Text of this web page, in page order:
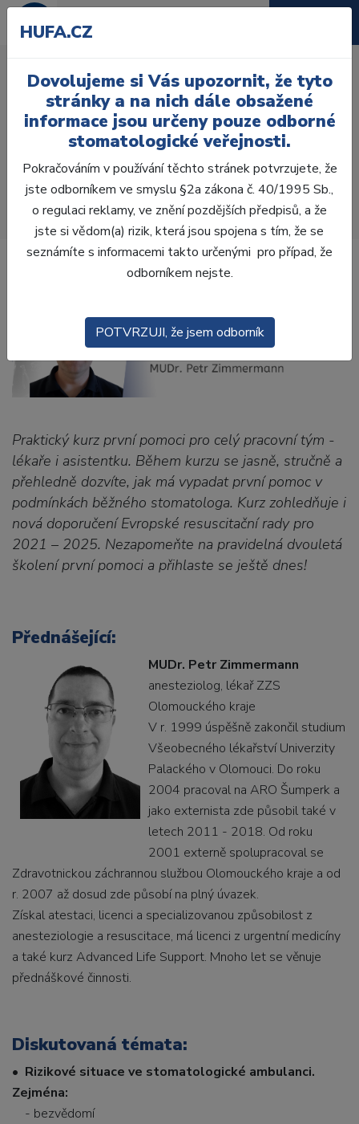
resuscitace a řešení
urgentních stavů v
ordinaci stomatologa
Úvod
Vzdělávání
Kardiopulmonální resuscitace a řešení urgentních
stavů v ordinaci stomatologa
Praktický kurz první pomoci pro celý pracovní tým -
lékaře i asistentku. Během kurzu se jasně, stručně a
přehledně dozvíte, jak má vypadat první pomoc v
podmínkách běžného stomatologa. Kurz zohledňuje i
nová doporučení Evropské resuscitační rady pro
2021 – 2025. Nezapomeňte na pravidelná dvouletá
školení první pomoci a přihlaste se ještě dnes!
Přednášející:
MUDr. Petr Zimmermann
anesteziolog, lékař ZZS
Olomouckého kraje
V r. 1999 úspěšně zakončil studium
Všeobecného lékařství Univerzity
Palackého v Olomouci. Do roku
2004 pracoval na ARO Šumperk a
jako externista zde působil také v
letech 2011 - 2018. Od roku
2001 externě spolupracoval se
Zdravotnickou záchrannou službou Olomouckého kraje a od
r. 2007 až dosud zde působí na plný úvazek.
Získal atestaci, licenci a specializovanou způsobilost z
anesteziologie a resuscitace, má licenci z urgentní medicíny
a také kurz Advanced Life Support. Mnoho let se věnuje
přednáškové činnosti.
Diskutovaná témata:
• Rizikové situace ve stomatologické ambulanci.
Zejména:
- bezvědomí
HUFA.CZ
Dovolujeme si Vás upozornit, že tyto
stránky a na nich dále obsažené
informace jsou určeny pouze odborné
stomatologické veřejnosti.
Pokračováním v používání těchto stránek potvrzujete, že
jste odborníkem ve smyslu §2a zákona č. 40/1995 Sb.,
o regulaci reklamy, ve znění pozdějších předpisů, a že
jste si vědom(a) rizik, která jsou spojena s tím, že se
seznámíte s informacemi takto určenými pro případ, že
odborníkem nejste.
POTVRZUJI, že jsem odborník